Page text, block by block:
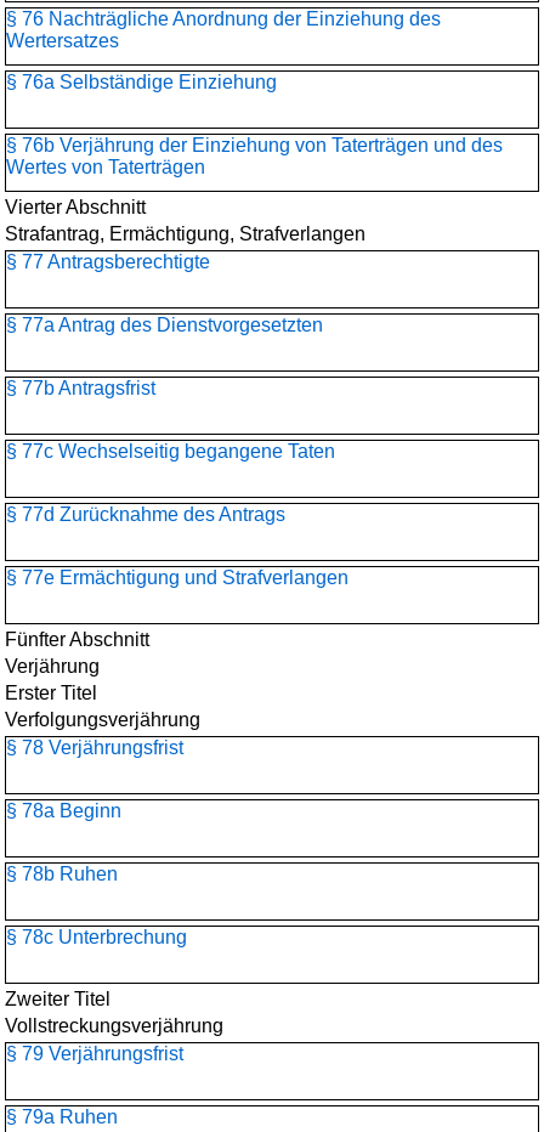
§ 76 Nachträgliche Anordnung der Einziehung des
Wertersatzes
§ 76a Selbständige Einziehung
§ 76b Verjährung der Einziehung von Taterträgen und des
Wertes von Taterträgen
Vierter Abschnitt
Strafantrag, Ermächtigung, Strafverlangen
§ 77 Antragsberechtigte
§ 77a Antrag des Dienstvorgesetzten
§ 77b Antragsfrist
§ 77c Wechselseitig begangene Taten
§ 77d Zurücknahme des Antrags
§ 77e Ermächtigung und Strafverlangen
Fünfter Abschnitt
Verjährung
Erster Titel
Verfolgungsverjährung
§ 78 Verjährungsfrist
§ 78a Beginn
§ 78b Ruhen
§ 78c Unterbrechung
Zweiter Titel
Vollstreckungsverjährung
§ 79 Verjährungsfrist
§ 79a Ruhen